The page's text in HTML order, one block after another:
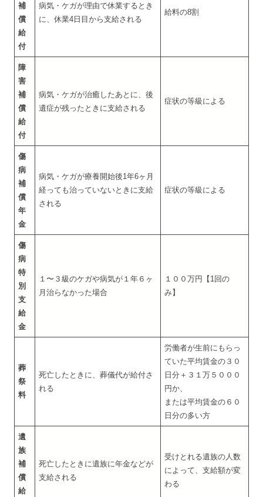
補
償
給
付
病気・ケガが理由で休業するとき
に、休業4日目から支給される
給料の8割
障
害
補
償
給
付
病気・ケガが治癒したあとに、後
遺症が残ったときに支給される
症状の等級による
傷
病
補
償
年
金
病気・ケガが療養開始後1年6ヶ月
経っても治っていないときに支給
される
症状の等級による
傷
病
特
別
支
給
金
１〜３級のケガや病気が１年６ヶ
月治らなかった場合
１００万円【1回の
み】
葬
祭
料
死亡したときに、葬儀代が給付さ
れる
労働者が生前にもらっ
ていた平均賃金の３０
日分＋３１万５０００
円か、
または平均賃金の６０
日分の多い方
遺
族
補
償
給
死亡したときに遺族に年金などが
支給される
受けとれる遺族の人数
によって、支給額が変
わる